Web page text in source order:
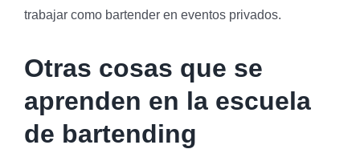
trabajar como bartender en eventos privados.
Otras cosas que se
aprenden en la escuela
de bartending